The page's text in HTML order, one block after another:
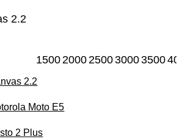
2.2
15002000250030003500
2.2
Moto E5
2 Plus